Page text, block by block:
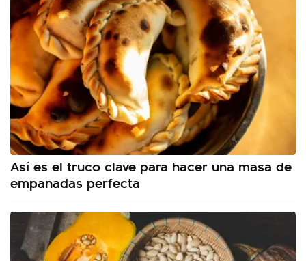
Así es el truco clave para hacer una masa de
empanadas perfecta